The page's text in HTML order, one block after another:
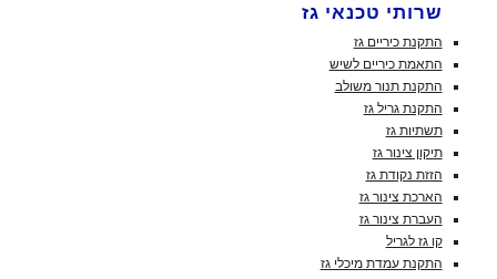
שרותי טכנאי גז
התקנת כיריים גז
התאמת כיריים לשיש
התקנת תנור משולב
התקנת גריל גז
תשתיות גז
תיקון צינור גז
הזזת נקודת גז
הארכת צינור גז
העברת צינור גז
קו גז לגריל
התקנת עמדת מיכלי גז